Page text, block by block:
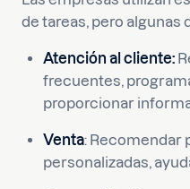
de tareas, pero algunas
Atención al cliente:
frecuentes,
proporcionar
Venta: Recomendar
personalizadas,